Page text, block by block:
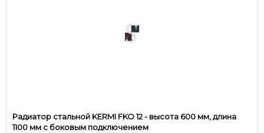
Радиатор стальной KERMI FKO 12 - высота 600 мм, длина
1100 мм с боковым подключением